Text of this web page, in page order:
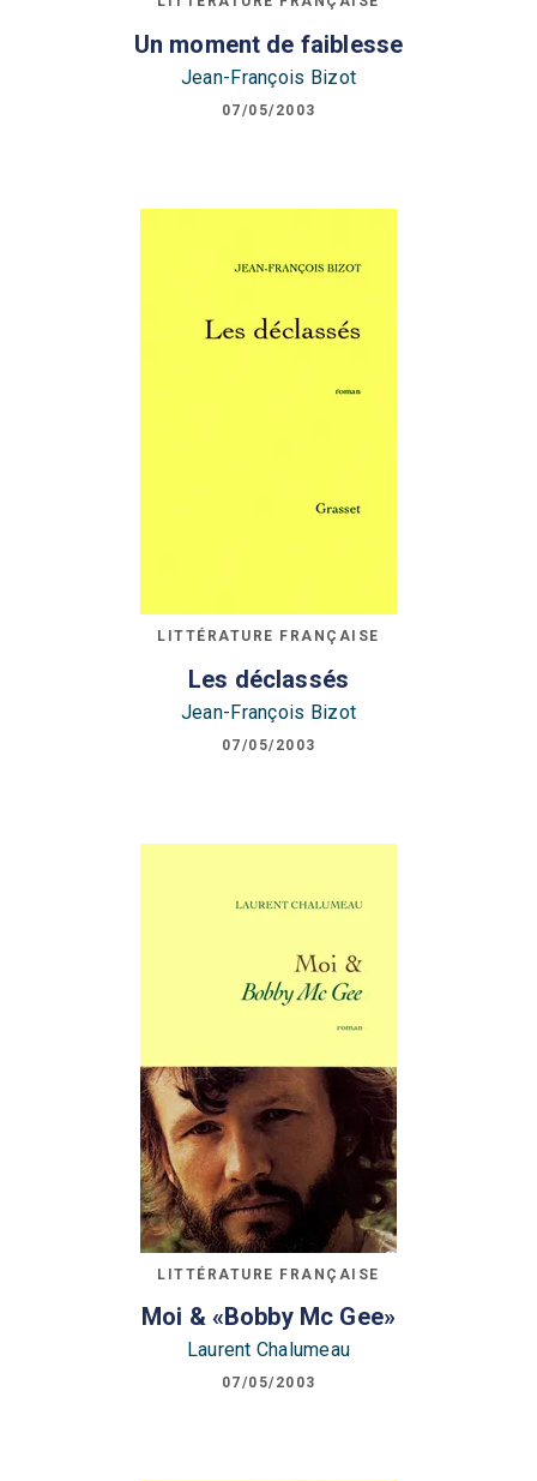
Un moment de faiblesse
Jean-François Bizot
07/05/2003
LITTÉRATURE FRANÇAISE
Les déclassés
Jean-François Bizot
07/05/2003
LITTÉRATURE FRANÇAISE
Moi & «Bobby Mc Gee»
Laurent Chalumeau
07/05/2003